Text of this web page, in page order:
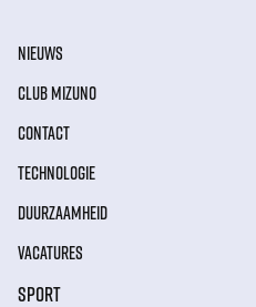
NIEUWS
CLUB MIZUNO
CONTACT
TECHNOLOGIE
DUURZAAMHEID
VACATURES
SPORT